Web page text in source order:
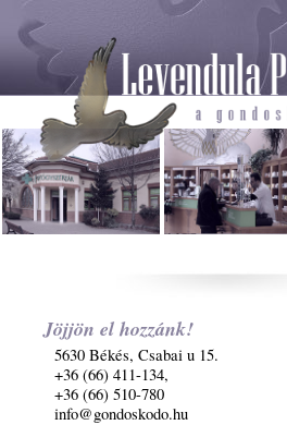
Jöjjön el hozzánk!
5630 Békés, Csabai u 15.
+36 (66) 411-134,
+36 (66) 510-780
info@gondoskodo.hu